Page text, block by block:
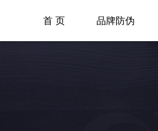
首 页 品牌防伪